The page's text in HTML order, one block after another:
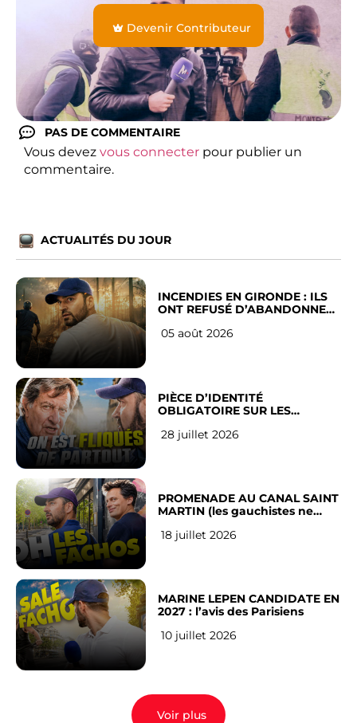
Devenir Contributeur
PAS DE COMMENTAIRE
Vous devez vous connecter pour publier un
commentaire.
ACTUALITÉS DU JOUR
INCENDIES EN GIRONDE : ILS
ONT REFUSÉ D’ABANDONNER
05 août 2026
PIÈCE D’IDENTITÉ
OBLIGATOIRE SUR LES
Français
28 juillet 2026
PROMENADE AU CANAL SAINT
MARTIN (les gauchistes ne
18 juillet 2026
MARINE LEPEN CANDIDATE EN
2027 : l’avis des Parisiens
10 juillet 2026
Voir plus